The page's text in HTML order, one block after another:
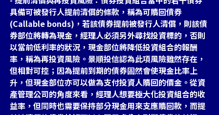
具備可被發行人提前清償的條款，稱為可贖回債券
(Callable bonds)，若該債券提前被發行人清償，則該債
券部位將轉為現金，經理人必須另外尋找投資標的，否則
以當前低利率的狀況，現金部位將降低投資組合的報酬
率，稱為再投資風險。景順投信認為此項風險雖然存在，
但相對可控；因為提前到期的債券固然會使現金比率上
升，但現金部位亦可以做為支付投資人贖回的價金。從資
產管理公司的角度來看，經理人想要極大化投資組合的收
益率，但同時也需要保持部分現金用來支應贖回款，而提